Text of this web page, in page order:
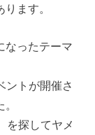
ます。
なったテーマ
ントが開催さ
を探してヤメ